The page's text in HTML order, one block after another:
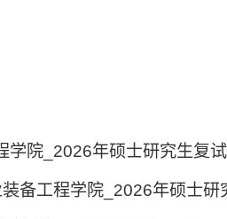
学院_2026年硕士研究生复
备工程学院_2026年硕士